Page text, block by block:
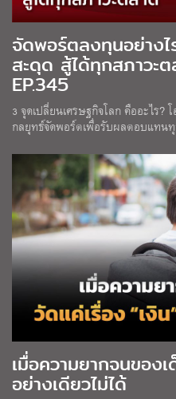
จัดพอร์ตลงทุนอย่าง
สะดุด สู้ได้ทุกสภาวะ
EP.345
3 จุดเปลี่ยนเศรษฐกิจโลก คืออะไร?
กลยุทธ์จัดพอร์ตเพื่อรับผลตอบแทนทุ
เมื่อความยากจนของ
อย่างเดียวไม่ได้